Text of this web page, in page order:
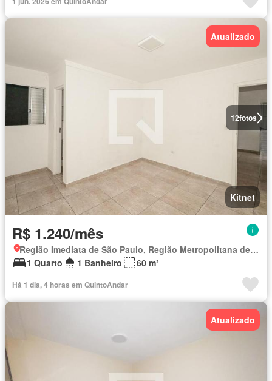
12fotos
Atualizado
Kitnet
R$ 1.240/mês
Região Imediata de São Paulo, Região Metropolitana de São Paulo
1 Quarto
1 Banheiro 60 m²
Há 1 dia, 4 horas em QuintoAndar
Atualizado